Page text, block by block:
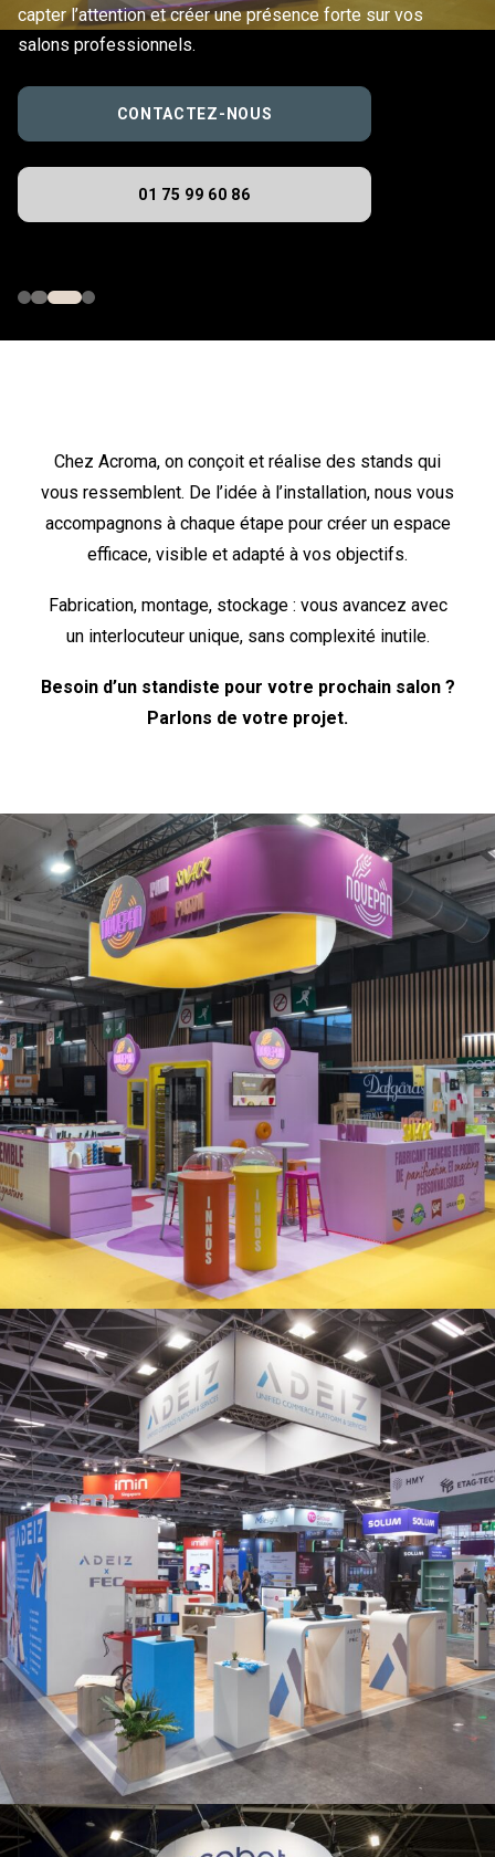
capter l’attention et créer une présence forte sur vos
salons professionnels.
CONTACTEZ-NOUS
01 75 99 60 86
Chez Acroma, on conçoit et réalise des stands qui
vous ressemblent. De l’idée à l’installation, nous vous
accompagnons à chaque étape pour créer un espace
efficace, visible et adapté à vos objectifs.
Fabrication, montage, stockage : vous avancez avec
un interlocuteur unique, sans complexité inutile.
Besoin d’un standiste pour votre prochain salon ?
Parlons de votre projet.